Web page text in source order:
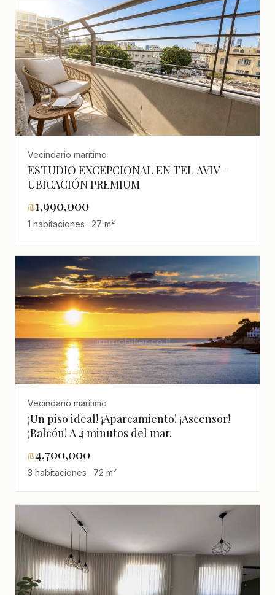
Vecindario marítimo
ESTUDIO EXCEPCIONAL EN TEL AVIV –
UBICACIÓN PREMIUM
₪1,990,000
1 habitaciones · 27 m²
Vecindario marítimo
¡Un piso ideal! ¡Aparcamiento! ¡Ascensor!
¡Balcón! A 4 minutos del mar.
₪4,700,000
3 habitaciones · 72 m²